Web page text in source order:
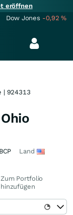
eröffnen
Dow Jones -0,92%
| 924313
Land
Zum Portfolio
hinzufügen